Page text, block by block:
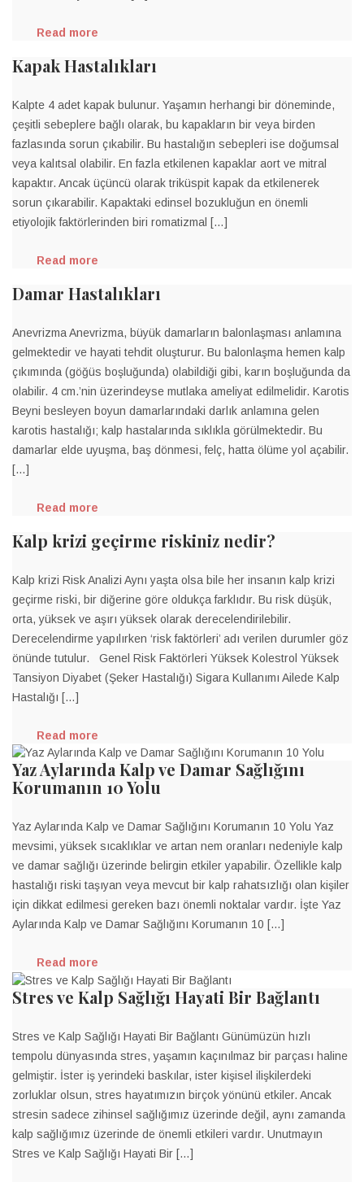
Read more
Kapak Hastalıkları
Kalpte 4 adet kapak bulunur. Yaşamın herhangi bir döneminde,
çeşitli sebeplere bağlı olarak, bu kapakların bir veya birden
fazlasında sorun çıkabilir. Bu hastalığın sebepleri ise doğumsal
veya kalıtsal olabilir. En fazla etkilenen kapaklar aort ve mitral
kapaktır. Ancak üçüncü olarak triküspit kapak da etkilenerek
sorun çıkarabilir. Kapaktaki edinsel bozukluğun en önemli
etiyolojik faktörlerinden biri romatizmal […]
Read more
Damar Hastalıkları
Anevrizma Anevrizma, büyük damarların balonlaşması anlamına
gelmektedir ve hayati tehdit oluşturur. Bu balonlaşma hemen kalp
çıkımında (göğüs boşluğunda) olabildiği gibi, karın boşluğunda da
olabilir. 4 cm.’nin üzerindeyse mutlaka ameliyat edilmelidir. Karotis
Beyni besleyen boyun damarlarındaki darlık anlamına gelen
karotis hastalığı; kalp hastalarında sıklıkla görülmektedir. Bu
damarlar elde uyuşma, baş dönmesi, felç, hatta ölüme yol açabilir.
[…]
Read more
Kalp krizi geçirme riskiniz nedir?
Kalp krizi Risk Analizi Aynı yaşta olsa bile her insanın kalp krizi
geçirme riski, bir diğerine göre oldukça farklıdır. Bu risk düşük,
orta, yüksek ve aşırı yüksek olarak derecelendirilebilir.
Derecelendirme yapılırken ‘risk faktörleri’ adı verilen durumler göz
önünde tutulur. Genel Risk Faktörleri Yüksek Kolestrol Yüksek
Tansiyon Diyabet (Şeker Hastalığı) Sigara Kullanımı Ailede Kalp
Hastalığı […]
Read more
Yaz Aylarında Kalp ve Damar Sağlığını
Korumanın 10 Yolu
Yaz Aylarında Kalp ve Damar Sağlığını Korumanın 10 Yolu Yaz
mevsimi, yüksek sıcaklıklar ve artan nem oranları nedeniyle kalp
ve damar sağlığı üzerinde belirgin etkiler yapabilir. Özellikle kalp
hastalığı riski taşıyan veya mevcut bir kalp rahatsızlığı olan kişiler
için dikkat edilmesi gereken bazı önemli noktalar vardır. İşte Yaz
Aylarında Kalp ve Damar Sağlığını Korumanın 10 […]
Read more
Stres ve Kalp Sağlığı Hayati Bir Bağlantı
Stres ve Kalp Sağlığı Hayati Bir Bağlantı Günümüzün hızlı
tempolu dünyasında stres, yaşamın kaçınılmaz bir parçası haline
gelmiştir. İster iş yerindeki baskılar, ister kişisel ilişkilerdeki
zorluklar olsun, stres hayatımızın birçok yönünü etkiler. Ancak
stresin sadece zihinsel sağlığımız üzerinde değil, aynı zamanda
kalp sağlığımız üzerinde de önemli etkileri vardır. Unutmayın
Stres ve Kalp Sağlığı Hayati Bir […]